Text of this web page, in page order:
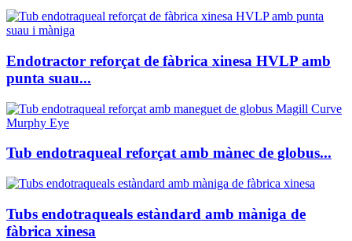
Endotractor reforçat de fàbrica xinesa HVLP amb
punta suau...
Tub endotraqueal reforçat amb mànec de globus...
Tubs endotraqueals estàndard amb màniga de
fàbrica xinesa